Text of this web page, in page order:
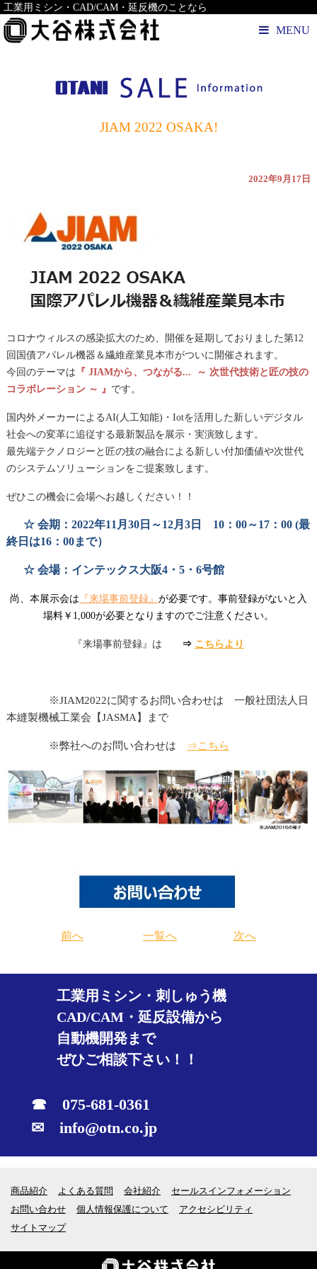
工業用ミシン・CAD/CAM・延反機のことなら
MENU
JIAM 2022 OSAKA!
2022年9月17日
コロナウィルスの感染拡大のため、開催を延期しておりました第12
回国債アパレル機器＆繊維産業見本市がついに開催されます。
今回のテーマは 『 JIAMから、つながる... ～ 次世代技術と匠の技の
コラボレーション ～ 』 です。
国内外メーカーによるAI(人工知能)・Iotを活用した新しいデジタル
社会への変革に追従する最新製品を展示・実演致します。
最先端テクノロジーと匠の技の融合による新しい付加価値や次世代
のシステムソリューションをご提案致します。
ぜひこの機会に会場へお越しください！！
☆ 会期：2022年11月30日～12月3日 10：00～17：00 (最
終日は16：00まで）
☆ 会場：インテックス大阪4・5・6号館
尚、本展示会は 『来場事前登録』 が必要です。事前登録がないと入
場料￥1,000が必要となりますのでご注意ください。
『来場事前登録』は ⇒ こちらより
※JIAM2022に関するお問い合わせは 一般社団法人日
本縫製機械工業会【JASMA】まで
※弊社へのお問い合わせは ⇒こちら
前へ 一覧へ 次へ
工業用ミシン・刺しゅう機
CAD/CAM・延反設備から
自動機開発まで
ぜひご相談下さい！！
☎ 075-681-0361
✉ info@otn.co.jp
商品紹介 よくある質問 会社紹介
セールスインフォメーション
お問い合わせ
個人情報保護について
アクセシビリティ
サイトマップ